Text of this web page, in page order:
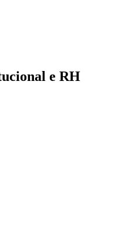
e RH